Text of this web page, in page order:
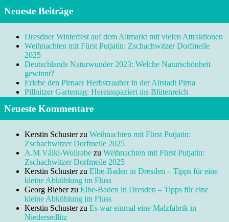
Neueste Beiträge
Dresdner Winterfest auf dem Altmarkt mit vielen Attraktionen
Weihnachten mit Fürst Putjatin: Zschachwitzer Dorfmeile
2025
Deutschlands Naturwunder 2023: Welche Naturschönheit
gewinnt?
Erlebe den Pirnaer Herbstzauber in der Altstadt Pirna
Pillnitzer Gartentag: Hereinspaziert ins Blütenreich
Neueste Kommentare
Kerstin Schusterzu Weihnachten mit Fürst Putjatin:
Zschachwitzer Dorfmeile 2025
A.M.Válki-Wollrabe zu Weihnachten mit Fürst Putjatin:
Zschachwitzer Dorfmeile 2025
Kerstin Schusterzu Elbe-Baden in Dresden – Tipps für eine
kleine Abkühlung im Fluss
Georg Bieberzu Elbe-Baden in Dresden – Tipps für eine
kleine Abkühlung im Fluss
Kerstin Schusterzu Es war einmal eine Malzfabrik in
Niedersedlitz